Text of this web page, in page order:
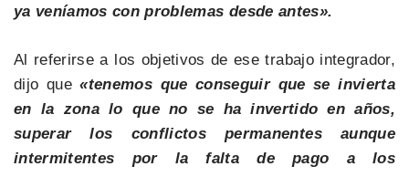
ya veníamos con problemas desde antes».
Al referirse a los objetivos de ese trabajo integrador,
dijo que«tenemos que conseguir que se invierta
en la zona lo que no se ha invertido en años,
superar los conflictos permanentes aunque
intermitentes por la falta de pago a los